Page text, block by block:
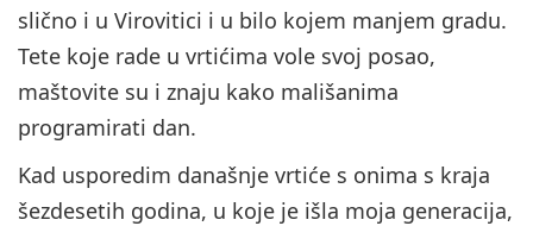
slično i u Virovitici i u bilo kojem manjem gradu.
Tete koje rade u vrtićima vole svoj posao,
maštovite su i znaju kako mališanima
programirati dan.
Kad usporedim današnje vrtiće s onima s kraja
šezdesetih godina, u koje je išla moja generacija,